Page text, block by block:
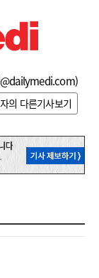
)
의 다른기사보기